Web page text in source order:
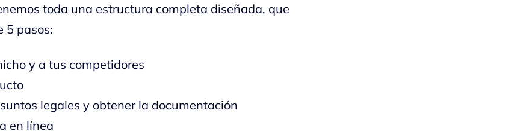
toda una estructura completa diseñada, que
5 pasos:
y a tus competidores
legales y obtener la documentación
en línea